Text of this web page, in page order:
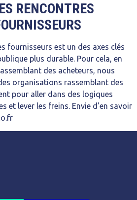
RENCONTRES
fournisseurs est un des axes clés
plus durable. Pour cela, en
des acheteurs, nous
organisations rassemblant des
pour aller dans des logiques
et lever les freins. Envie d’en savoir